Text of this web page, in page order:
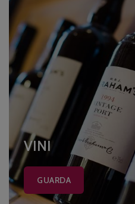
VINI
GUARDA